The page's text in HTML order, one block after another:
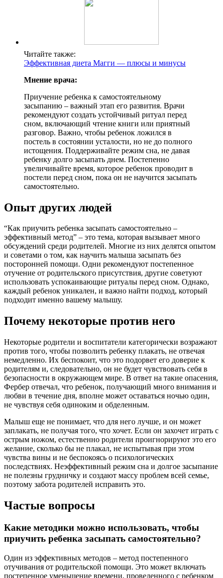
Читайте также:
Эффективная диета Магги — плюсы и минусы
Мнение врача:
Приучение ребенка к самостоятельному
засыпанию – важный этап его развития. Врачи
рекомендуют создать устойчивый ритуал перед
сном, включающий чтение книги или приятный
разговор. Важно, чтобы ребенок ложился в
постель в состоянии усталости, но не до полного
истощения. Поддерживайте режим сна, не давая
ребенку долго засыпать днем. Постепенно
увеличивайте время, которое ребенок проводит в
постели перед сном, пока он не научится засыпать
самостоятельно.
Опыт других людей
“Как приучить ребенка засыпать самостоятельно –
эффективный метод” – это тема, которая вызывает много
обсуждений среди родителей. Многие из них делятся опытом
и советами о том, как научить малыша засыпать без
посторонней помощи. Одни рекомендуют постепенное
отучение от родительского присутствия, другие советуют
использовать успокаивающие ритуалы перед сном. Однако,
каждый ребенок уникален, и важно найти подход, который
подходит именно вашему малышу.
Почему некоторые против него
Некоторые родители и воспитатели категорически возражают
против того, чтобы позволить ребенку плакать, не отвечая
немедленно. Их беспокоит, что это подорвет его доверие к
родителям и, следовательно, он не будет чувствовать себя в
безопасности в окружающем мире. В ответ на такие опасения,
Фербер отвечал, что ребенок, получающий много внимания и
любви в течение дня, вполне может оставаться ночью один,
не чувствуя себя одиноким и обделенным.
Малыш еще не понимает, что для него лучше, и он может
заплакать, не получая того, что хочет. Если он захочет играть с
острым ножом, естественно родители проигнорируют это его
желание, сколько бы не плакал, не испытывая при этом
чувства вины и не беспокоясь о психологических
последствиях. Неэффективный режим сна и долгое засыпание
не полезны грудничку и создают массу проблем всей семье,
поэтому забота родителей исправить это.
Частые вопросы
Какие методики можно использовать, чтобы
приучить ребенка засыпать самостоятельно?
Один из эффективных методов – метод постепенного
отучивания от родительской помощи. Это может включать
постепенное уменьшение времени, проведенного с ребенком